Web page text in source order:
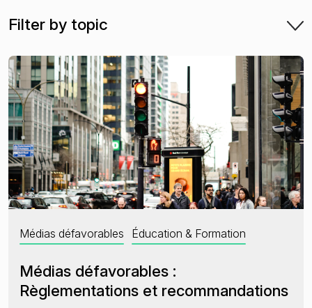
Sanctions et listes de surveillance
Presse négative
L’état de la criminalité financière en 2025
Filter by topic
Médias défavorables Éducation & Formation
Médias défavorables :
Règlementations et recommandations